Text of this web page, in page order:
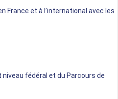
France et à l’international avec les
niveau fédéral et du Parcours de